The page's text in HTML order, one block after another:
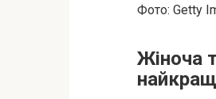
Фото: Getty
Жіноча